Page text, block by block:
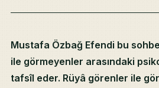
Mustafa Özbağ Efendi bu
ile görmeyenler arasındaki
tafsîl eder. Rüyâ görenler ile